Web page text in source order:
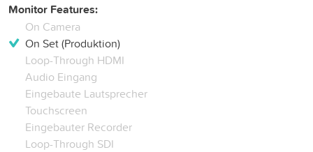
Monitor Features:
On Camera
On Set (Produktion)
Loop-Through HDMI
Audio Eingang
Eingebaute Lautsprecher
Touchscreen
Eingebauter Recorder
Loop-Through SDI